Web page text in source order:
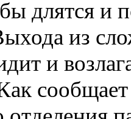
длятся и
из
и